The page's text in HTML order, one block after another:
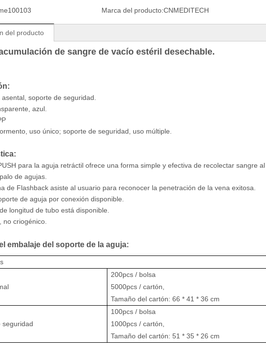
Marca del producto:CNMEDITECH
del producto
de sangre de vacío estéril desechable.
soporte de seguridad.
azul.
uso único; soporte de seguridad, uso múltiple.
para la aguja retráctil ofrece una forma simple y efectiva de recolectar sangre
de agujas.
de Flashback asiste al usuario para reconocer la penetración de la vena exitosa.
de aguja por conexión disponible.
longitud de tubo está disponible.
no criogénico.
embalaje del soporte de la aguja:
200pcs / bolsa
5000pcs / cartón,
Tamaño del cartón: 66 * 41 * 36 cm
seguridad
100pcs / bolsa
1000pcs / cartón,
Tamaño del cartón: 51 * 35 * 26 cm